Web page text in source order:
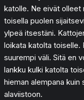
katolle. Ne eivät olleet
toisella puolen
ylpeä itsestäni.
loikata katolta toiselle.
suurempi väli. Sitä en
lankku kulki katolta
hieman alempana
alaviistoon.